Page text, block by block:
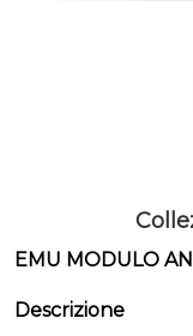
EMU MODULO
Descrizione